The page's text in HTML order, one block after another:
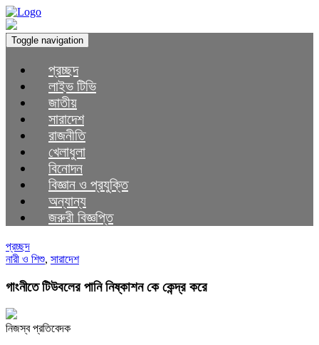
Toggle navigation
প্রচ্ছদ
লাইভ টিভি
জাতীয়
সারাদেশ
রাজনীতি
খেলাধুলা
বিনোদন
বিজ্ঞান ও প্রযুক্তি
অন্যান্য
জরুরী বিজ্ঞপ্তি
প্রচ্ছদ
নারী ও শিশু, সারাদেশ
গাংনীতে টিউবলের পানি নিষ্কাশন কে কেন্দ্র করে
নিজস্ব প্রতিবেদক